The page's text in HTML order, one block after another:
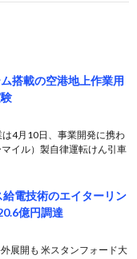
搭載の空港地上作業用
4月10日、事業開発に携わ
イル）製自律運転けん引車
電技術のエイターリン
億円調達
展開も 米スタンフォード大